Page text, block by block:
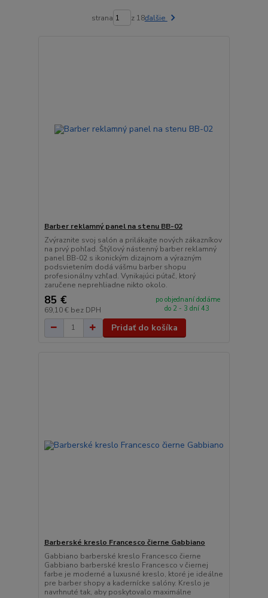
strana z 18ďalšie
Barber reklamný panel na stenu BB-02
Zvýraznite svoj salón a prilákajte nových zákazníkov
na prvý pohľad. Štýlový nástenný barber reklamný
panel BB-02 s ikonickým dizajnom a výrazným
podsvietením dodá vášmu barber shopu
profesionálny vzhľad. Vynikajúci pútač, ktorý
zaručene neprehliadne nikto okolo.
85 €
69,10 € bez DPH
po objednaní dodáme
do 2 - 3 dní 43
Pridať do košíka
Barberské kreslo Francesco čierne Gabbiano
Gabbiano barberské kreslo Francesco čierne
Gabbiano barberské kreslo Francesco v čiernej
farbe je moderné a luxusné kreslo, ktoré je ideálne
pre barber shopy a kadernícke salóny. Kreslo je
navrhnuté tak, aby poskytovalo maximálne